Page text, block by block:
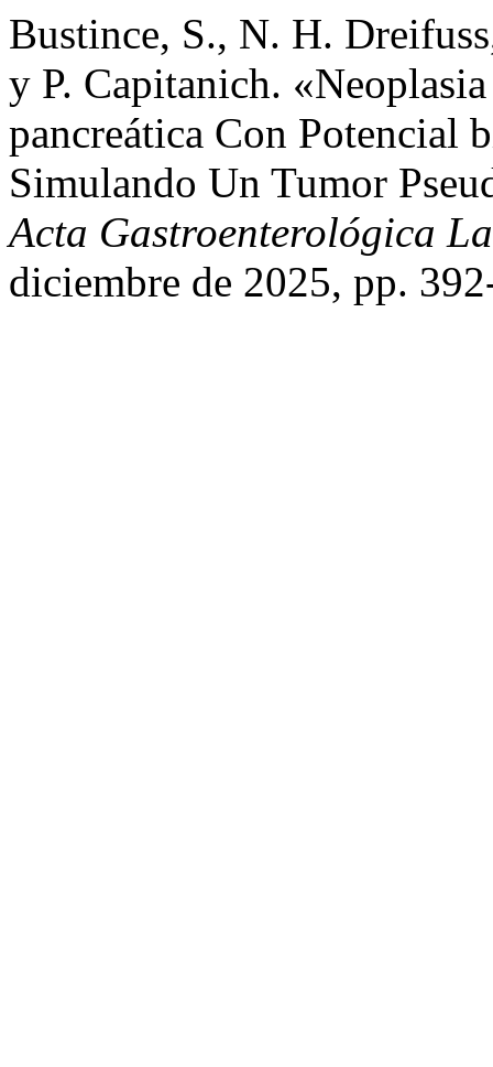
Bustince, S., N. H.
y P. Capitanich.
pancreática Con
Simulando Un Tumor
Acta Gastroenterológica
diciembre de 2025, pp.